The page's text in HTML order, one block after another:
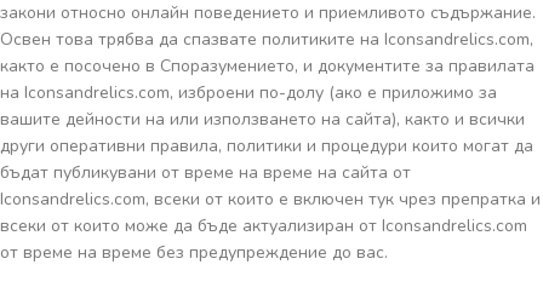
закони относно онлайн поведението и приемливото съдържание.
Освен това трябва да спазвате политиките на Iconsandrelics.com,
както е посочено в Споразумението, и документите за правилата
на Iconsandrelics.com, изброени по-долу (ако е приложимо за
вашите дейности на или използването на сайта), както и всички
други оперативни правила, политики и процедури които могат да
бъдат публикувани от време на време на сайта от
Iconsandrelics.com, всеки от които е включен тук чрез препратка и
всеки от които може да бъде актуализиран от Iconsandrelics.com
от време на време без предупреждение до вас.